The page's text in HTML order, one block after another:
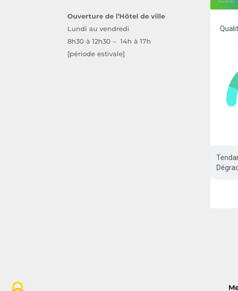
Ouverture de l’Hôtel de ville
Lundi au vendredi
8h30 à 12h30 – 14h à 17h
[période estivale]